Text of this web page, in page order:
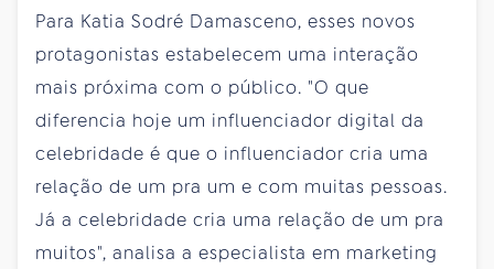
Para Katia Sodré Damasceno, esses novos
protagonistas estabelecem uma interação
mais próxima com o público. "O que
diferencia hoje um influenciador digital da
celebridade é que o influenciador cria uma
relação de um pra um e com muitas pessoas.
Já a celebridade cria uma relação de um pra
muitos", analisa a especialista em marketing